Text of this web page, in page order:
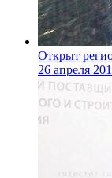
Открыт
26 апреля